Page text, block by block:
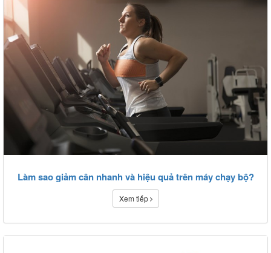
Làm sao giảm cân nhanh và hiệu quả trên máy chạy bộ?
Xem tiếp